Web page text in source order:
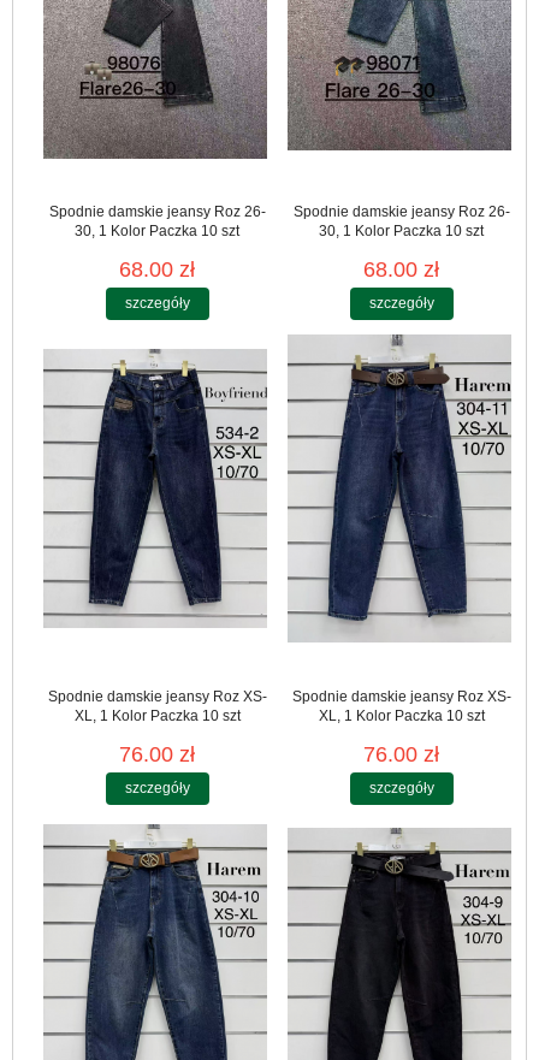
Spodnie damskie jeansy Roz 26-
30, 1 Kolor Paczka 10 szt
68.00 zł
szczegóły
Spodnie damskie jeansy Roz 26-
30, 1 Kolor Paczka 10 szt
68.00 zł
szczegóły
Spodnie damskie jeansy Roz XS-
XL, 1 Kolor Paczka 10 szt
76.00 zł
szczegóły
Spodnie damskie jeansy Roz XS-
XL, 1 Kolor Paczka 10 szt
76.00 zł
szczegóły